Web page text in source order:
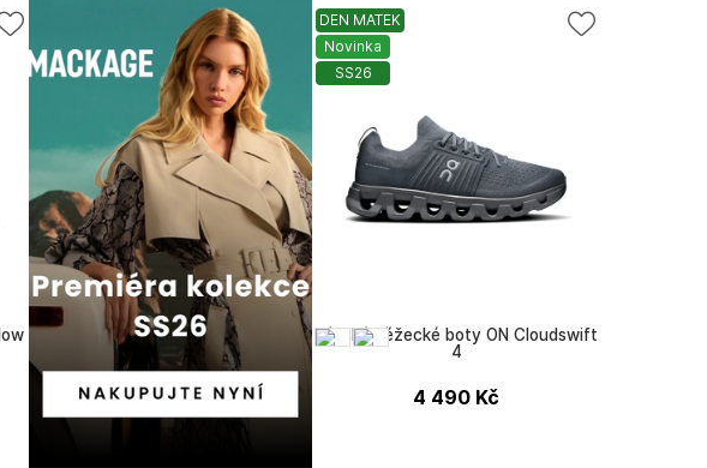
DEN MATEK
Novinka
SS26
Pánské běžecké boty ON Cloudswift
4
4 490 Kč